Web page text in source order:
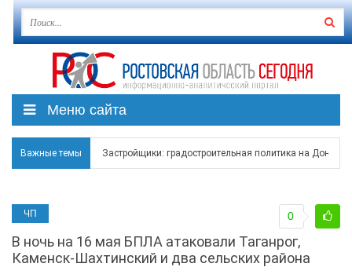
Меню сайта
Важные темы
Застройщики: градостроительная политика на Дону
Режим ЧС регионального характера начал
В Чеховской библиотеке Таганрога открылась
В Ростове задержан подозреваемый в ночном
Среди детей, ставших жертвами вражеской атаки в
ЧП
В ночь на 16 мая БПЛА атаковали Таганрог,
Каменск-Шахтинский и два сельских района
0